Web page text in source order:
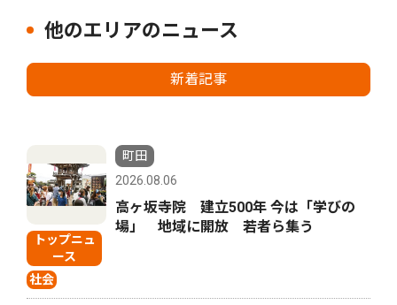
他のエリアのニュース
新着記事
トップニュ
ース
社会
町田
2026.08.06
高ヶ坂寺院 建立500年 今は「学びの
場」 地域に開放 若者ら集う